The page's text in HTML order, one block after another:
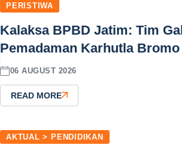
PERISTIWA
Kalaksa BPBD Jatim: Tim
Pemadaman Karhutla Bromo
06 AUGUST 2026
READ MORE
AKTUAL > PENDIDIKAN